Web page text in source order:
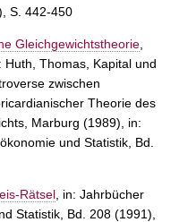
S. 442-450
Gleichgewichtstheorie
Thomas, Kapital und
zwischen
Theorie des
Marburg (1989), in:
und Statistik, Bd.
Rätsel , in: Jahrbücher
Statistik, Bd. 208 (1991),